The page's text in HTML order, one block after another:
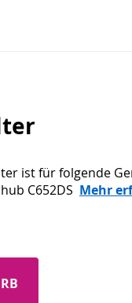
ist für folgende
C652DS Mehr